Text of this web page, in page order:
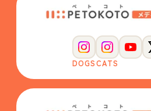
DOGSCATS